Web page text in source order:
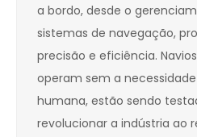
a bordo, desde o
sistemas de navegação,
precisão e eficiência.
operam sem a
humana, estão sendo
revolucionar a indústria ao